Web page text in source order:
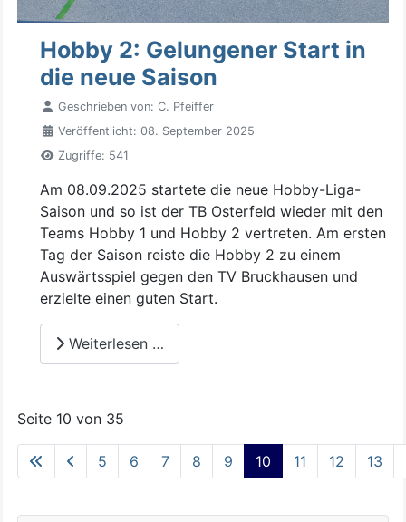
Hobby 2: Gelungener Start in
die neue Saison
Geschrieben von: C. Pfeiffer
Veröffentlicht: 08. September 2025
Zugriffe: 541
Am 08.09.2025 startete die neue Hobby-Liga-
Saison und so ist der TB Osterfeld wieder mit den
Teams Hobby 1 und Hobby 2 vertreten. Am ersten
Tag der Saison reiste die Hobby 2 zu einem
Auswärtsspiel gegen den TV Bruckhausen und
erzielte einen guten Start.
Weiterlesen …
Seite 10 von 35
5 6 7 8 9 10 11 12 13